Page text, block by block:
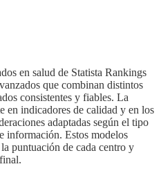
en salud de Statista Rankings
que combinan distintos
consistentes y fiables. La
en indicadores de calidad y en los
adaptadas según el tipo
información. Estos modelos
puntuación de cada centro y